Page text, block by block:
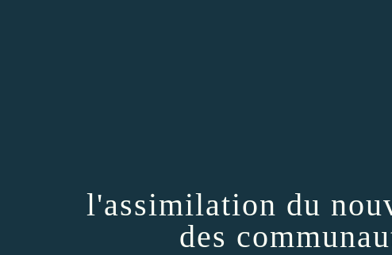
l'assimilation du
des